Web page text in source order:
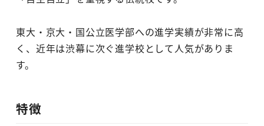
東大・京大・国公立医学部への進学実績が非常に高
く、近年は渋幕に次ぐ進学校として人気がありま
す。
特徴